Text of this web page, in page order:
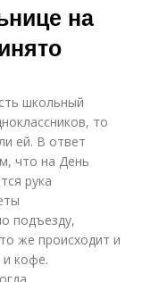
на
школьный
то
ей. В ответ
что на День
рука
подъезду,
же происходит и
кофе.